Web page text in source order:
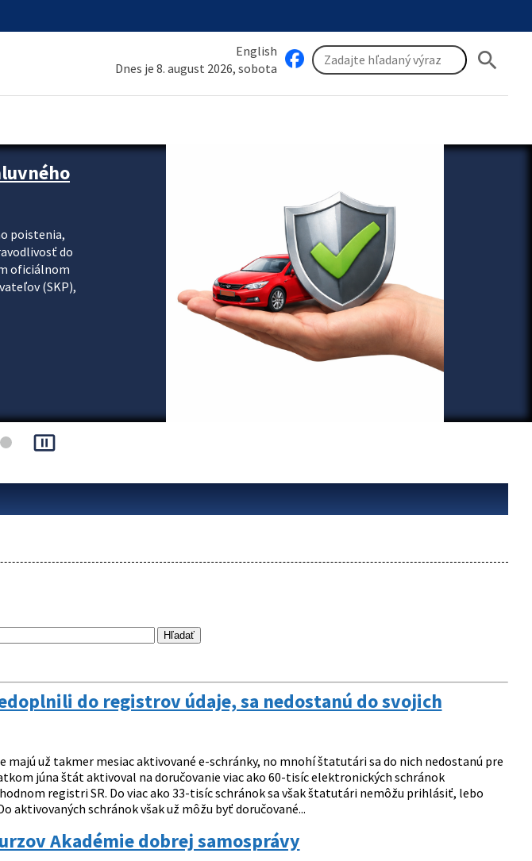
English
Dnes je 8. august 2026, sobota
search
poistenia,
do
oficiálnom
(SKP),
pause_presentation
do registrov údaje, sa nedostanú do svojich
už takmer mesiac aktivované e-schránky, no mnohí štatutári sa do nich nedostanú pre
júna štát aktivoval na doručovanie viac ako 60-tisíc elektronických schránok
registri SR. Do viac ako 33-tisíc schránok sa však štatutári nemôžu prihlásiť, lebo
aktivovaných schránok však už môžu byť doručované...
Akadémie dobrej samosprávy